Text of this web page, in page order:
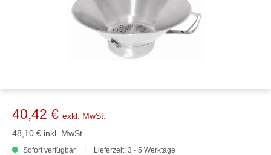
40,42 € exkl. MwSt.
48,10 € inkl. MwSt.
Sofort verfügbar Lieferzeit: 3 - 5 Werktage